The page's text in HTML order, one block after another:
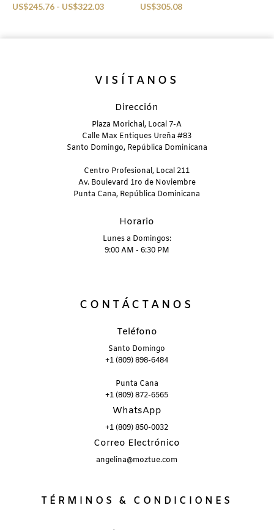
US$245.76 - US$322.03
US$305.08
VISÍTANOS
Dirección
Plaza Morichal, Local 7-A
Calle Max Entiques Ureña #83
Santo Domingo, República Dominicana
Centro Profesional, Local 211
Av. Boulevard 1ro de Noviembre
Punta Cana, República Dominicana
Horario
Lunes a Domingos:
9:00 AM - 6:30 PM
CONTÁCTANOS
Teléfono
Santo Domingo
+1 (809) 898-6484
Punta Cana
+1 (809) 872-6565
WhatsApp
+1 (809) 850-0032
Correo Electrónico
angelina@moztue.com
TÉRMINOS & CONDICIONES